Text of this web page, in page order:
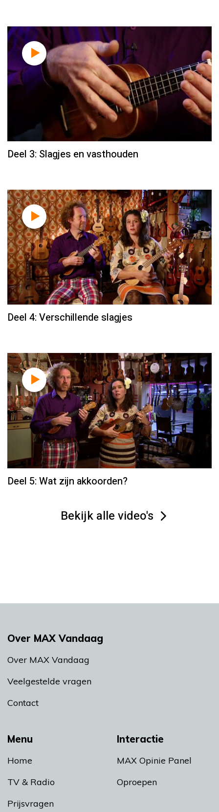
Deel 3: Slagjes en vasthouden
Deel 4: Verschillende slagjes
Deel 5: Wat zijn akkoorden?
Bekijk alle video's
Menu
Home
TV & Radio
Prijsvragen
Interactie
MAX Opinie Panel
Oproepen
Over MAX Vandaag
Over MAX Vandaag
Veelgestelde vragen
Contact